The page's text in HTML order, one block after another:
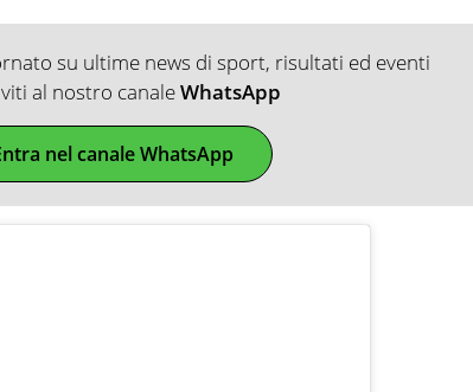
su ultime news di sport, risultati ed eventi
al nostro canaleWhatsApp
nel canale WhatsApp